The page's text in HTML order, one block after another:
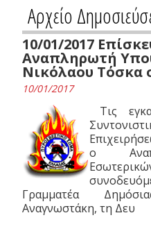
Αρχείο
10/01/2017
Αναπληρωτή
Νικόλαου Τόσκα
10/01/2017
Τις
ο
Γραμματέα
Αναγνωστάκη, τη Δευ